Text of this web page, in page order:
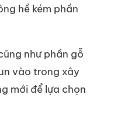
hề kém phần
như phần gỗ
vào trong xây
mới để lựa chọn